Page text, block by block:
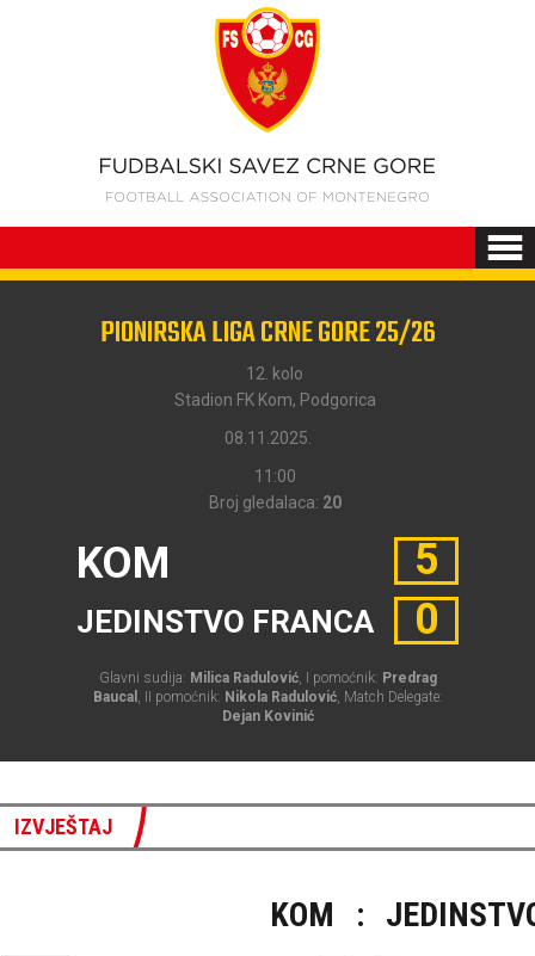
PIONIRSKA LIGA CRNE GORE 25/26
12. kolo
Stadion FK Kom, Podgorica
08.11.2025.
11:00
Broj gledalaca: 20
KOM
JEDINSTVO FRANCA
5
0
Glavni sudija: Milica Radulović, I pomoćnik: Predrag
Baucal , II pomoćnik: Nikola Radulović, Match Delegate:
Dejan Kovinić
IZVJEŠTAJ
KOM :